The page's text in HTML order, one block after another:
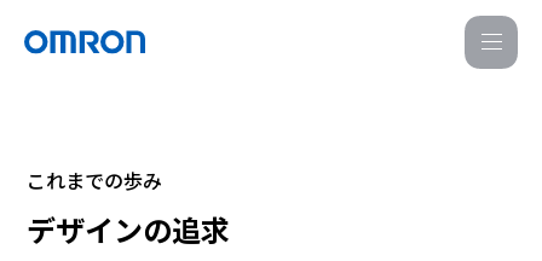
M
E
これまでの歩み
デザインの追求